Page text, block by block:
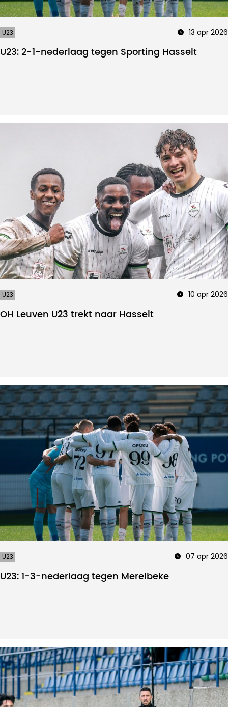
U23 13 apr 2026
U23: 2-1-nederlaag tegen Sporting Hasselt
U23 10 apr 2026
OH Leuven U23 trekt naar Hasselt
U23 07 apr 2026
U23: 1-3-nederlaag tegen Merelbeke